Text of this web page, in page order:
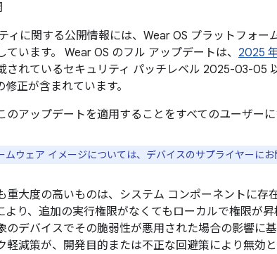
ィに関する公開情報には、Wear OS プラットフォー
います。 Wear OS のフル アップデートは、 2025
されているセキュリティ パッチレベル 2025-03-05
正が含まれています。
のアップデートを適用することをすべてのユーザーに
ムウェア イメージについては、デバイスのサプライヤーにお
重大度の高いものは、システム コンポーネントに存
より、追加の実行権限がなくてもローカルで権限が昇
のデバイスでその脆弱性が悪用された場合の影響に
軽減策が、開発目的または不正な回避策により無効と